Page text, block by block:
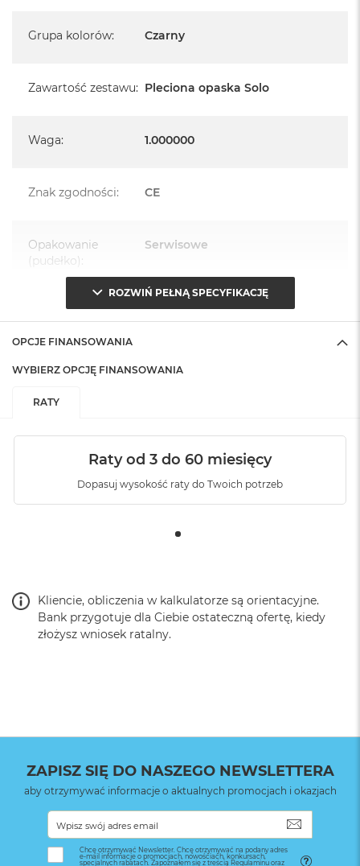
Grupa kolorów: Czarny
Zawartość zestawu: Pleciona opaska Solo
Waga: 1.000000
Znak zgodności: CE
Opakowanie
(pudełko):
Serwisowe
ROZWIŃ PEŁNĄ SPECYFIKACJĘ
OPCJE FINANSOWANIA
WYBIERZ OPCJĘ FINANSOWANIA
RATY
Raty od 3 do 60 miesięcy
Dopasuj wysokość raty do Twoich potrzeb
Kliencie, obliczenia w kalkulatorze są orientacyjne.
Bank przygotuje dla Ciebie ostateczną ofertę, kiedy
złożysz wniosek ratalny.
ZAPISZ SIĘ DO NASZEGO NEWSLETTERA
aby otrzymywać informacje o aktualnych promocjach i okazjach
Chcę otrzymywać Newsletter. Chcę otrzymywać na podany adres
e-mail informacje o promocjach, nowościach, konkursach,
specjalnych rabatach. Zapoznałem się z treścią Regulaminu oraz